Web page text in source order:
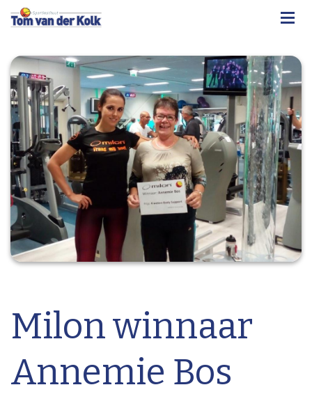
Milon winnaar
Annemie Bos